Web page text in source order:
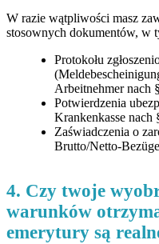
W razie wątpliwości masz
stosownych dokumentów, w
Protokołu
Arbeitnehmer nach
Potwierdzenia
Krankenkasse
Zaświadczenia o
Brutto/Netto-
4. Czy twoje
warunków
emerytury są